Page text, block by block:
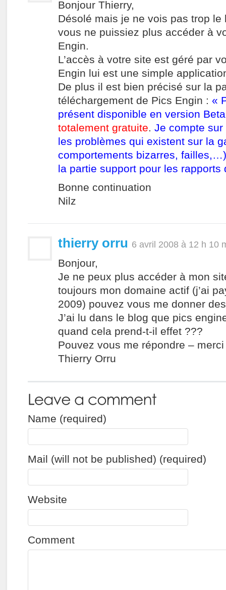
Bonjour Thierry,
Désolé mais je ne vois pas trop le
vous ne puissiez plus accéder à
Engin.
L’accès à votre site est géré par
Engin lui est une simple
De plus il est bien précisé sur la
téléchargement de Pics Engin : «
présent disponible en version
totalement gratuite. Je compte
les problèmes qui existent sur la
comportements bizarres,
la partie support pour les rapports
Bonne continuation
Nilz
thierry orru 6 avril 2008 à 12 h 10
Bonjour,
Je ne peux plus accéder à mon
toujours mon domaine actif (j’ai
2009) pouvez vous me donner
J’ai lu dans le blog que pics
quand cela prend-t-il effet ???
Pouvez vous me répondre – merci
Thierry Orru
Name (required)
Mail (will not be published) (required)
Website
Comment